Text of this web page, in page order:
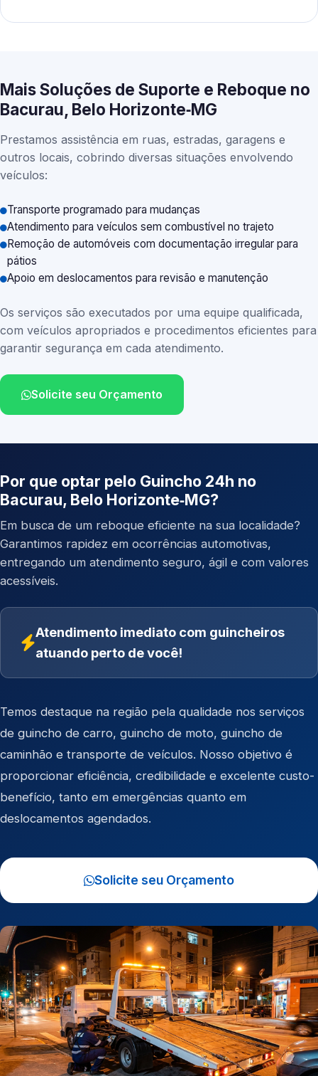
Mais Soluções de Suporte e Reboque no
Bacurau, Belo Horizonte‑MG
Prestamos assistência em ruas, estradas, garagens e
outros locais, cobrindo diversas situações envolvendo
veículos:
Transporte programado para mudanças
Atendimento para veículos sem combustível no trajeto
Remoção de automóveis com documentação irregular para
pátios
Apoio em deslocamentos para revisão e manutenção
Os serviços são executados por uma equipe qualificada,
com veículos apropriados e procedimentos eficientes para
garantir segurança em cada atendimento.
Solicite seu Orçamento
Por que optar pelo Guincho 24h no
Bacurau, Belo Horizonte‑MG?
Em busca de um reboque eficiente na sua localidade?
Garantimos rapidez em ocorrências automotivas,
entregando um atendimento seguro, ágil e com valores
acessíveis.
Atendimento imediato com guincheiros
atuando perto de você!
Temos destaque na região pela qualidade nos serviços
de guincho de carro, guincho de moto, guincho de
caminhão e transporte de veículos. Nosso objetivo é
proporcionar eficiência, credibilidade e excelente custo-
benefício, tanto em emergências quanto em
deslocamentos agendados.
Solicite seu Orçamento